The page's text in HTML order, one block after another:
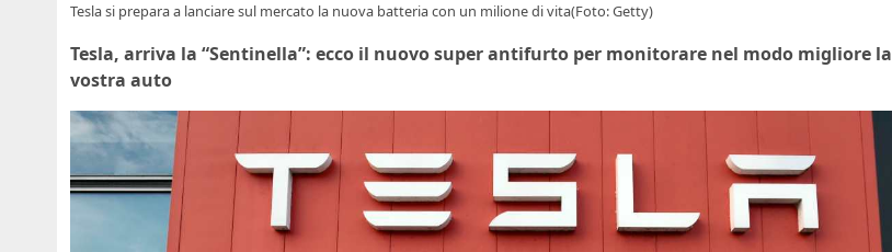
Tesla si prepara a lanciare sul mercato la nuova batteria con un milione di vita(Foto: Getty)
Tesla, arriva la “Sentinella”: ecco il nuovo super antifurto per monitorare nel modo migliore la
vostra auto